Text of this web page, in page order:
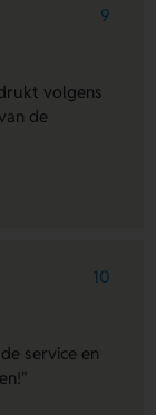
9
volgens
de
10
service en